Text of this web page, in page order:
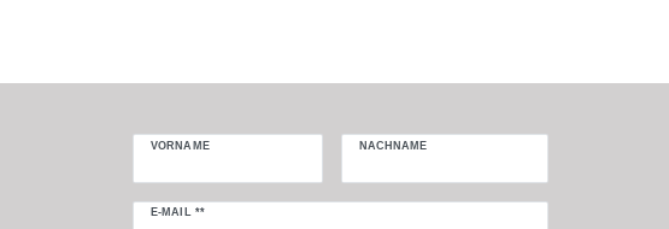
VORNAME NACHNAME
E-MAIL **
Newsletter